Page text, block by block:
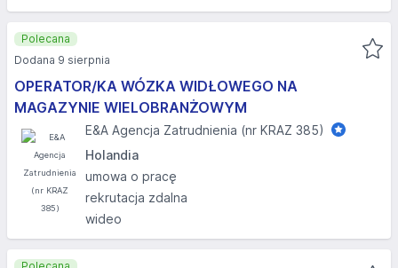
OPERATOR/KA WÓZKA WIDŁOWEGO NA
MAGAZYNIE WIELOBRANŻOWYM
E&A Agencja Zatrudnienia (nr KRAZ 385)
Holandia
umowa o pracę
rekrutacja zdalna
wideo
Polecana
Dodana 9 sierpnia